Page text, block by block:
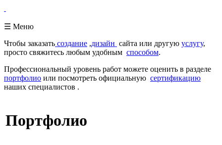
☰ Меню
Чтобы заказать создание ,дизайн сайта или другую услугу,
просто свяжитесь любым удобным способом.
Профессиональный уровень работ можете оценить в разделе
портфолио или посмотреть официальную сертификацию
наших специалистов .
Портфолио